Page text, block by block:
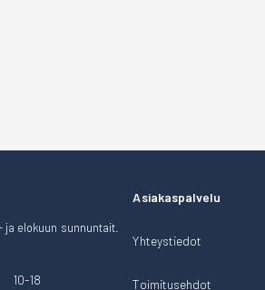
elokuun sunnuntait.
10-18
Asiakaspalvelu
Yhteystiedot
Toimitusehdot